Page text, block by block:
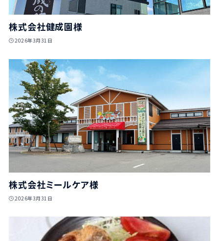
株式会社健成園様
2026年3月31日
株式会社ミールケア様
2026年3月31日